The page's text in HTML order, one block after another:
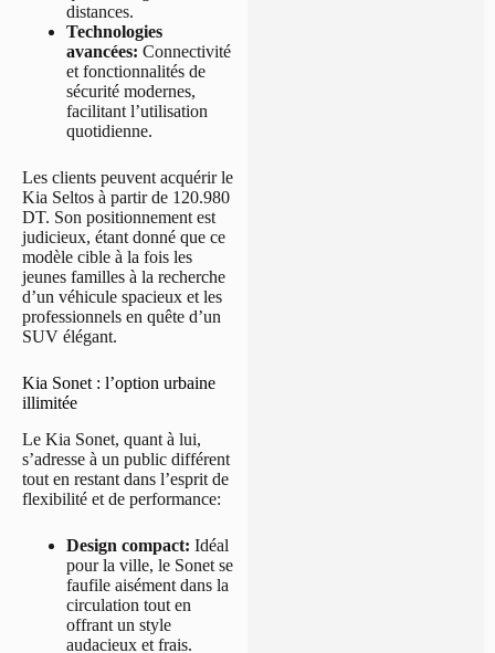
distances.
Technologies
avancées: Connectivité
et fonctionnalités de
sécurité modernes,
facilitant l’utilisation
quotidienne.
Les clients peuvent acquérir le
Kia Seltos à partir de 120.980
DT. Son positionnement est
judicieux, étant donné que ce
modèle cible à la fois les
jeunes familles à la recherche
d’un véhicule spacieux et les
professionnels en quête d’un
SUV élégant.
Kia Sonet : l’option urbaine
illimitée
Le Kia Sonet, quant à lui,
s’adresse à un public différent
tout en restant dans l’esprit de
flexibilité et de performance:
Design compact: Idéal
pour la ville, le Sonet se
faufile aisément dans la
circulation tout en
offrant un style
audacieux et frais.